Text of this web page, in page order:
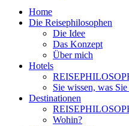
Home
Die Reisephilosophen
Die Idee
Das Konzept
Über mich
Hotels
Sie wissen, was Sie
Destinationen
Wohin?